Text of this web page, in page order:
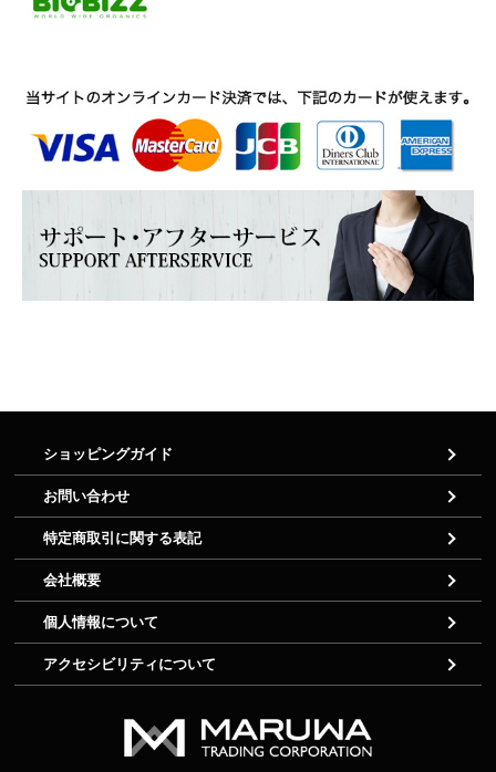
ショッピングガイド
お問い合わせ
特定商取引に関する表記
会社概要
個人情報について
アクセシビリティについて